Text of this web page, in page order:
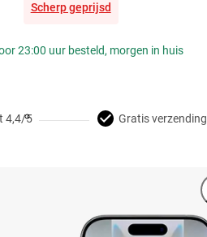
Scherp geprijsd
23:00 uur besteld, morgen in huis
4,4/5 Gratis verzending